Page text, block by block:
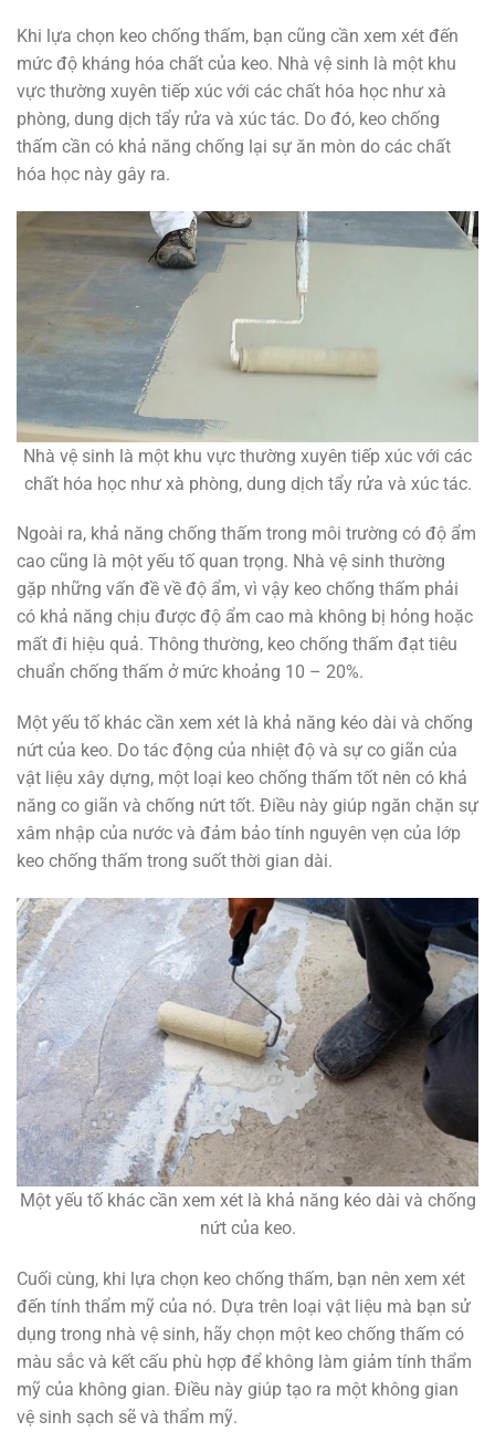
Khi lựa chọn keo chống thấm, bạn cũng cần xem xét đến
mức độ kháng hóa chất của keo. Nhà vệ sinh là một khu
vực thường xuyên tiếp xúc với các chất hóa học như xà
phòng, dung dịch tẩy rửa và xúc tác. Do đó, keo chống
thấm cần có khả năng chống lại sự ăn mòn do các chất
hóa học này gây ra.
Nhà vệ sinh là một khu vực thường xuyên tiếp xúc với các
chất hóa học như xà phòng, dung dịch tẩy rửa và xúc tác.
Ngoài ra, khả năng chống thấm trong môi trường có độ ẩm
cao cũng là một yếu tố quan trọng. Nhà vệ sinh thường
gặp những vấn đề về độ ẩm, vì vậy keo chống thấm phải
có khả năng chịu được độ ẩm cao mà không bị hỏng hoặc
mất đi hiệu quả. Thông thường, keo chống thấm đạt tiêu
chuẩn chống thấm ở mức khoảng 10 – 20%.
Một yếu tố khác cần xem xét là khả năng kéo dài và chống
nứt của keo. Do tác động của nhiệt độ và sự co giãn của
vật liệu xây dựng, một loại keo chống thấm tốt nên có khả
năng co giãn và chống nứt tốt. Điều này giúp ngăn chặn sự
xâm nhập của nước và đảm bảo tính nguyên vẹn của lớp
keo chống thấm trong suốt thời gian dài.
Một yếu tố khác cần xem xét là khả năng kéo dài và chống
nứt của keo.
Cuối cùng, khi lựa chọn keo chống thấm, bạn nên xem xét
đến tính thẩm mỹ của nó. Dựa trên loại vật liệu mà bạn sử
dụng trong nhà vệ sinh, hãy chọn một keo chống thấm có
màu sắc và kết cấu phù hợp để không làm giảm tính thẩm
mỹ của không gian. Điều này giúp tạo ra một không gian
vệ sinh sạch sẽ và thẩm mỹ.